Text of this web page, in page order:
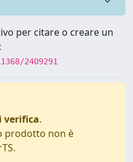
per citare o creare un
2409291
verifica.
prodotto non è